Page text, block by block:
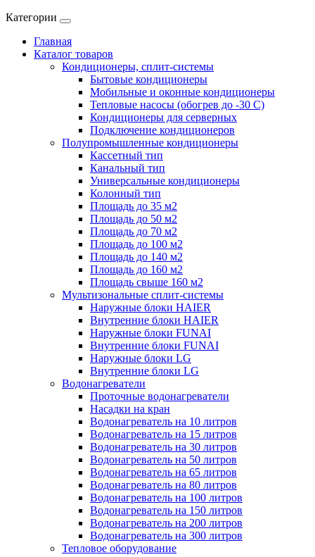
Категории
Главная
Каталог товаров
Кондиционеры, сплит-системы
Бытовые кондиционеры
Мобильные и оконные кондиционеры
Тепловые насосы (обогрев до -30 C)
Кондиционеры для серверных
Подключение кондиционеров
Полупромышленные кондиционеры
Кассетный тип
Канальный тип
Универсальные кондиционеры
Колонный тип
Площадь до 35 м2
Площадь до 50 м2
Площадь до 70 м2
Площадь до 100 м2
Площадь до 140 м2
Площадь до 160 м2
Площадь свыше 160 м2
Мультизональные сплит-системы
Наружные блоки HAIER
Внутренние блоки HAIER
Hаружные блоки FUNAI
Внутренние блоки FUNAI
Наружные блоки LG
Внутренние блоки LG
Водонагреватели
Проточные водонагреватели
Наcадки на кран
Водонагреватель на 10 литров
Водонагреватель на 15 литров
Водонагреватель на 30 литров
Водонагреватель на 50 литров
Водонагреватель на 65 литров
Водонагреватель на 80 литров
Водонагреватель на 100 литров
Водонагреватель на 150 литров
Водонагреватель на 200 литров
Водонагреватель на 300 литров
Тепловое оборудование